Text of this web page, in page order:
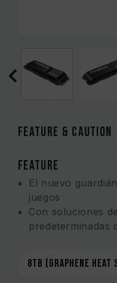
FEATURE & CAUTION
FEATURE
El nuevo
juegos
Con soluciones
predeterminadas
calificación de